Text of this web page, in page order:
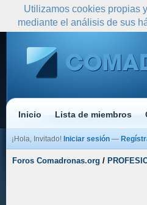
Inicio Lista de miembros
¡Hola, Invitado! Iniciar sesión —
Foros Comadronas.org /
Utilizamos cookies propias
mediante el análisis de sus